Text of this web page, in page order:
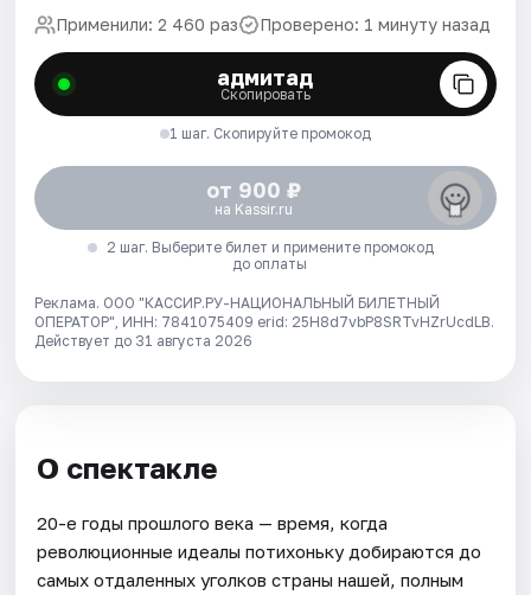
Применили: 2 460 раз Проверено: 1 минуту назад
адмитад
Скопировать
1 шаг. Скопируйте промокод
от 900 ₽
на Kassir.ru
2 шаг. Выберите билет и примените промокод
до оплаты
Реклама. ООО "КАССИР.РУ-НАЦИОНАЛЬНЫЙ БИЛЕТНЫЙ
ОПЕРАТОР", ИНН: 7841075409 erid: 25H8d7vbP8SRTvHZrUcdLB.
Действует до 31 августа 2026
О спектакле
20-е годы прошлого века — время, когда
революционные идеалы потихоньку добираются до
самых отдаленных уголков страны нашей, полным